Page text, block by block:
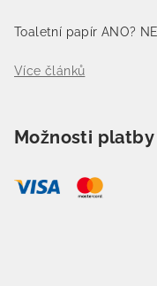
Toaletní papír ANO?
Více článků
Možnosti platby